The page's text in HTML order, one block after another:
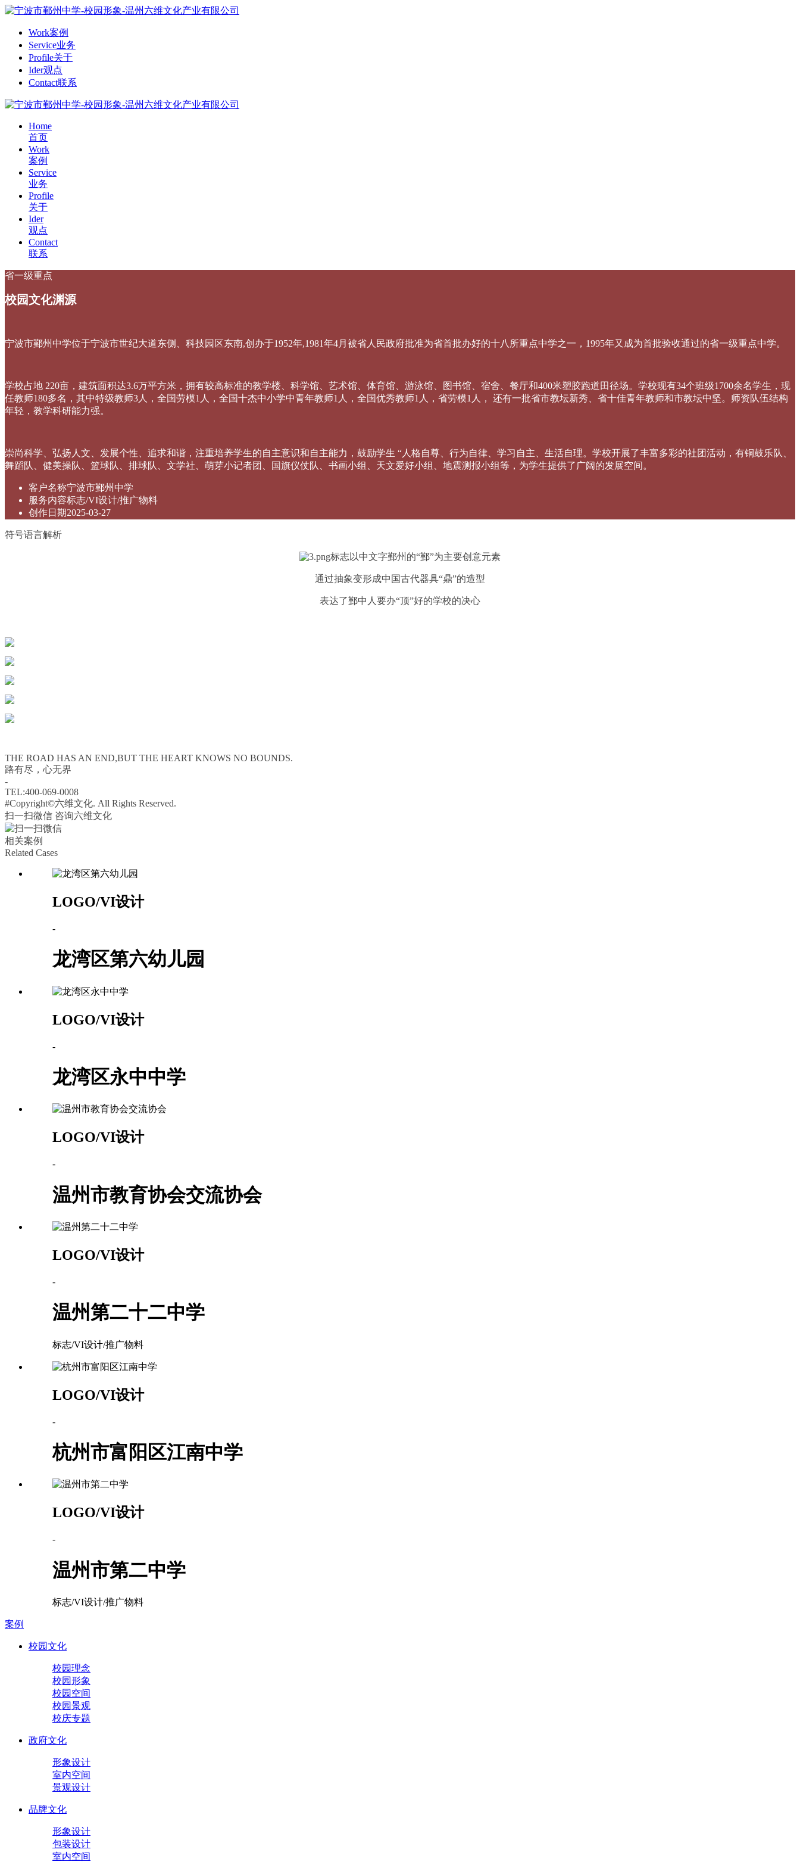
Work案例
Service业务
Profile关于
Ider观点
Contact联系
Home
首页
Work
案例
Service
业务
Profile
关于
Ider
观点
Contact
联系
省一级重点
校园文化渊源
宁波市鄞州中学位于宁波市世纪大道东侧、科技园区东南,创办于1952年,1981年4月被省人民政府批准为省首批办好的十八所重点中学之一，1995年又成为首批验收通过的省一级重点中学。
学校占地 220亩，建筑面积达3.6万平方米，拥有较高标准的教学楼、科学馆、艺术馆、体育馆、游泳馆、图书馆、宿舍、餐厅和400米塑胶跑道田径场。学校现有34个班级1700余名学生，现
任教师180多名，其中特级教师3人，全国劳模1人，全国十杰中小学中青年教师1人，全国优秀教师1人，省劳模1人， 还有一批省市教坛新秀、省十佳青年教师和市教坛中坚。 师资队伍结构
年轻，教学科研能力强。
崇尚科学、弘扬人文、发展个性、追求和谐，注重培养学生的自主意识和自主能力，鼓励学生 “人格自尊、行为自律、学习自主、生活自理。学校开展了丰富多彩的社团活动，有铜鼓乐队、
舞蹈队、健美操队、篮球队、排球队、文学社、萌芽小记者团、国旗仪仗队、书画小组、天文爱好小组、地震测报小组等，为学生提供了广阔的发展空间。
客户名称宁波市鄞州中学
服务内容标志/VI设计/推广物料
创作日期2025-03-27
符号语言解析
标志以中文字鄞州的“鄞”为主要创意元素
通过抽象变形成中国古代器具“鼎”的造型
表达了鄞中人要办“顶”好的学校的决心
THE ROAD HAS AN END,BUT THE HEART KNOWS NO BOUNDS.
路有尽，心无界
-
TEL:400-069-0008
#Copyright©六维文化. All Rights Reserved.
扫一扫微信 咨询六维文化
相关案例
Related Cases
LOGO/VI设计
-
龙湾区第六幼儿园
LOGO/VI设计
-
龙湾区永中中学
LOGO/VI设计
-
温州市教育协会交流协会
LOGO/VI设计
-
温州第二十二中学
标志/VI设计/推广物料
LOGO/VI设计
-
杭州市富阳区江南中学
LOGO/VI设计
-
温州市第二中学
标志/VI设计/推广物料
案例
校园文化
校园理念
校园形象
校园空间
校园景观
校庆专题
政府文化
形象设计
室内空间
景观设计
品牌文化
形象设计
包装设计
室内空间